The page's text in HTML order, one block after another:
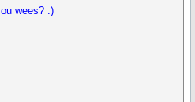
wees? :)